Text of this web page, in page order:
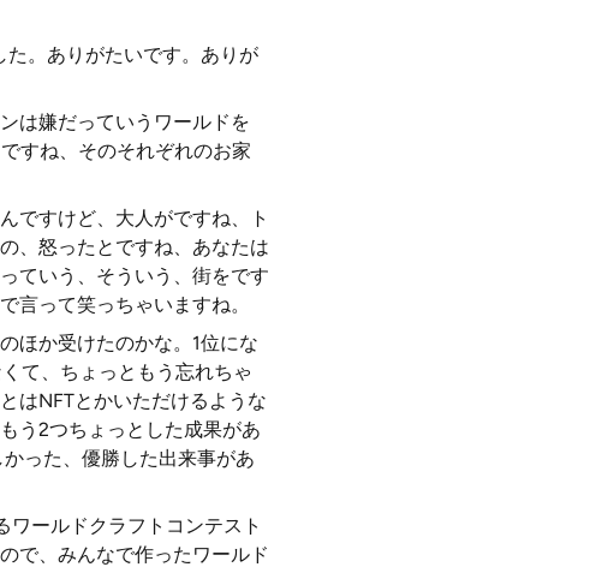
。ありがたいです。ありが
は嫌だっていうワールドを
すね、そのそれぞれのお家
ですけど、大人がですね、ト
、怒ったとですね、あなたは
ていう、そういう、街をです
言って笑っちゃいますね。
ほか受けたのかな。1位にな
て、ちょっともう忘れちゃ
はNFTとかいただけるような
う2つちょっとした成果があ
った、優勝した出来事があ
ワールドクラフトコンテスト
で、みんなで作ったワールド